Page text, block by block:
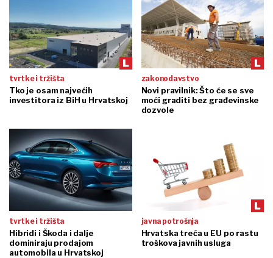
tvrtke i tržišta
Tko je osam najvećih
investitora iz BiH u Hrvatskoj
zakonodavstvo
Novi pravilnik: Što će se sve
moći graditi bez građevinske
dozvole
tvrtke i tržišta
Hibridi i Škoda i dalje
dominiraju prodajom
automobila u Hrvatskoj
javna potrošnja
Hrvatska treća u EU po rastu
troškova javnih usluga